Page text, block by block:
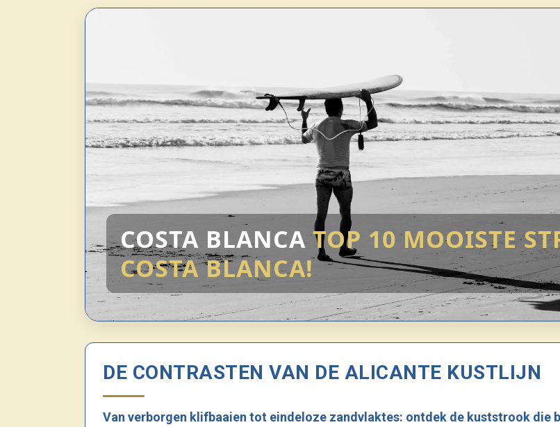
COSTA BLANCATOP 10 MOOISTE
COSTA BLANCA!
DE CONTRASTEN VAN DE ALICANTE KUSTLIJN
Van verborgen klifbaaien tot eindeloze zandvlaktes: ontdek de kuststrook die